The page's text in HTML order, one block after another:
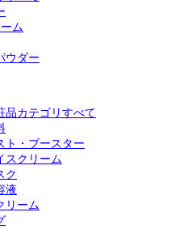
ム
ウダー
品カテゴリすべて
ト・ブースター
スクリーム
ク
液
リーム